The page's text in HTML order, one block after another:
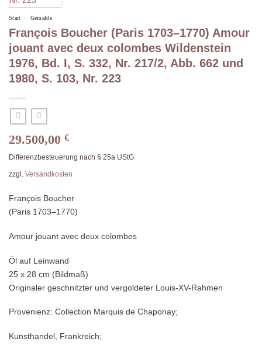
Start / Gemälde
François Boucher (Paris 1703–1770) Amour
jouant avec deux colombes Wildenstein
1976, Bd. I, S. 332, Nr. 217/2, Abb. 662 und
1980, S. 103, Nr. 223
29.500,00 €
Differenzbesteuerung nach § 25a UStG
zzgl. Versandkosten
François Boucher
(Paris 1703–1770)
Amour jouant avec deux colombes
Öl auf Leinwand
25 x 28 cm (Bildmaß)
Originaler geschnitzter und vergoldeter Louis-XV-Rahmen
Provenienz: Collection Marquis de Chaponay;
Kunsthandel, Frankreich;